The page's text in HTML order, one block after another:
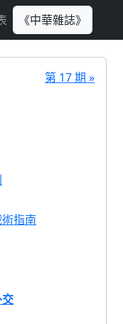
《中華雜誌》
第 17 期 »
指南